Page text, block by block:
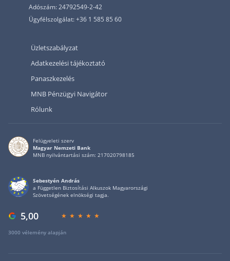
Adószám: 24792549-2-42
Ügyfélszolgálat: +36 1 585 85 60
Üzletszabályzat
Adatkezelési tájékoztató
Panaszkezelés
MNB Pénzügyi Navigátor
Rólunk
Felügyeleti szerv
Magyar Nemzeti Bank
MNB nyilvántartási szám: 217020798185
Sebestyén András
a Független Biztosítási Alkuszok Magyarországi
Szövetségének elnökségi tagja.
5,00
3000 vélemény alapján